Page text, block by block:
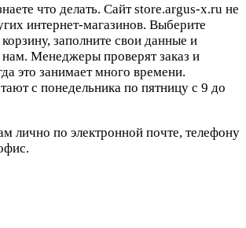
что делать. Сайт store.argus-x.ru не
интернет-магазинов. Выберите
заполните свои данные и
нам. Менеджеры проверят заказ и
это занимает много времени.
с понедельника по пятницу с 9 до
лично по электронной почте, телефону